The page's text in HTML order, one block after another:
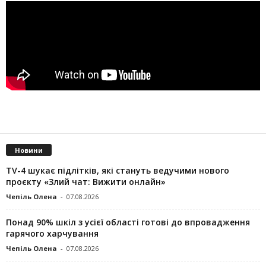
Новини
TV-4 шукає підлітків, які стануть ведучими нового
проєкту «Злий чат: Вижити онлайн»
Чепіль Олена - 07.08.2026
Понад 90% шкіл з усієї області готові до впровадження
гарячого харчування
Чепіль Олена - 07.08.2026